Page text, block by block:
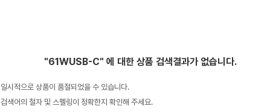
"61WUSB-C" 에 대한 상품 검색결과가 없습니다.
일시적으로 상품이 품절되었을 수 있습니다.
검색어의 철자 및 스펠링이 정확한지 확인해 주세요.